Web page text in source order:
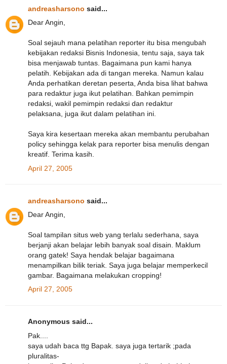
andreasharsono said...
Dear Angin,
Soal sejauh mana pelatihan reporter itu bisa mengubah
kebijakan redaksi Bisnis Indonesia, tentu saja, saya tak
bisa menjawab tuntas. Bagaimana pun kami hanya
pelatih. Kebijakan ada di tangan mereka. Namun kalau
Anda perhatikan deretan peserta, Anda bisa lihat bahwa
para redaktur juga ikut pelatihan. Bahkan pemimpin
redaksi, wakil pemimpin redaksi dan redaktur
pelaksana, juga ikut dalam pelatihan ini.
Saya kira kesertaan mereka akan membantu perubahan
policy sehingga kelak para reporter bisa menulis dengan
kreatif. Terima kasih.
April 27, 2005
andreasharsono said...
Dear Angin,
Soal tampilan situs web yang terlalu sederhana, saya
berjanji akan belajar lebih banyak soal disain. Maklum
orang gatek! Saya hendak belajar bagaimana
menampilkan bilik teriak. Saya juga belajar memperkecil
gambar. Bagaimana melakukan cropping!
April 27, 2005
Anonymous said...
Pak....
saya udah baca ttg Bapak. saya juga tertarik ;pada
pluralitas-